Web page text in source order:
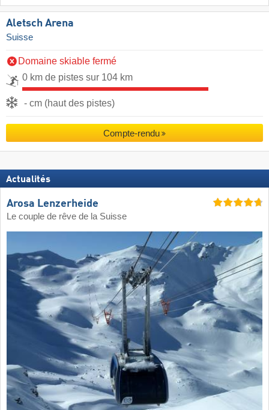
Aletsch Arena
Suisse
Domaine skiable fermé
0 km de pistes sur 104 km
- cm (haut des pistes)
Compte-rendu
Actualités
Arosa Lenzerheide
Le couple de rêve de la Suisse